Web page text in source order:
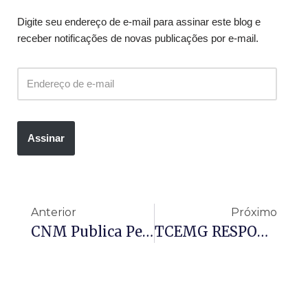
Digite seu endereço de e-mail para assinar este blog e
receber notificações de novas publicações por e-mail.
Assinar
Anterior
CNM Publica Perguntas E Respostas Sobre Repasses Extras Do FPM
Próximo
TCEMG RESPONDE CONSULTA SOBRE FONTE/DESTINAÇÃO DE RECURSOS PARA PAGAMENTO DE PASEP E CONTROLE DE DISPONIBILIDADES